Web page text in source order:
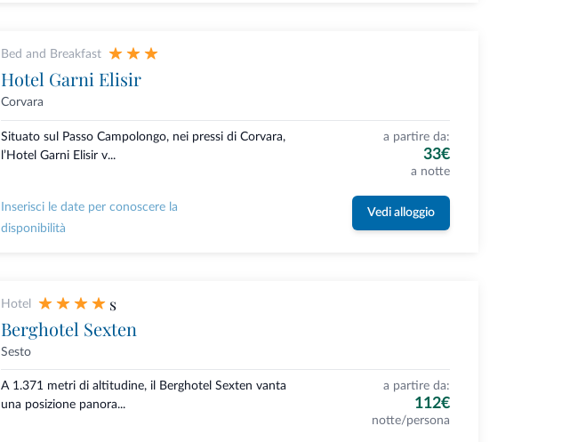
Bed and Breakfast
Hotel Garni Elisir
Corvara
Situato sul Passo Campolongo, nei pressi di Corvara,
l’Hotel Garni Elisir v...
a partire da:
33€
a notte
Inserisci le date per conoscere la
disponibilità
Vedi alloggio
Hotel s
Berghotel Sexten
Sesto
A 1.371 metri di altitudine, il Berghotel Sexten vanta
una posizione panora...
a partire da:
112€
notte/persona